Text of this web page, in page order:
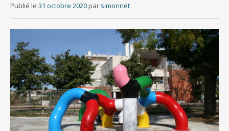
Publié le 31 octobre 2020 par simonnet